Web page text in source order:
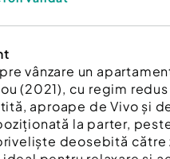
vânzare un
(2021), cu regim
aproape de Vivo și
la parter,
deosebită către